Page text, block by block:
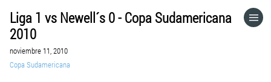
Liga 1 vs Newell´s 0 - Copa Sudamericana
2010
noviembre 11, 2010
Copa Sudamericana
HOME